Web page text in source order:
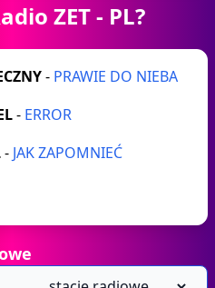
ZET - PL?
- PRAWIE DO NIEBA
- ERROR
- JAK ZAPOMNIEĆ